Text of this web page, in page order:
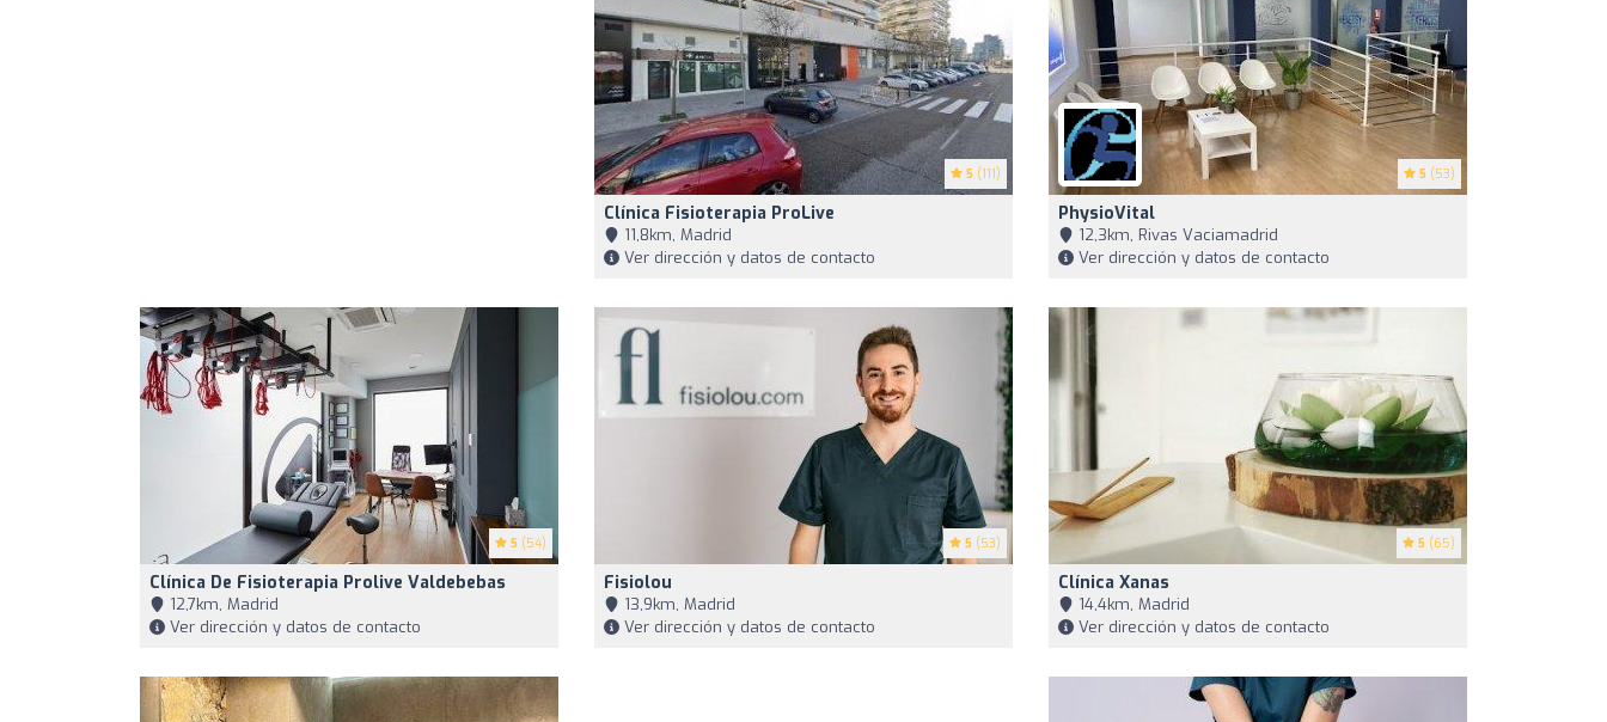
5 (111)
Clínica Fisioterapia ProLive
11,8km, Madrid
Ver dirección y datos de contacto
5 (53)
PhysioVital
12,3km, Rivas Vaciamadrid
Ver dirección y datos de contacto
5 (54)
Clínica De Fisioterapia Prolive Valdebebas
12,7km, Madrid
Ver dirección y datos de contacto
5 (53)
Fisiolou
13,9km, Madrid
Ver dirección y datos de contacto
5 (65)
Clínica Xanas
14,4km, Madrid
Ver dirección y datos de contacto